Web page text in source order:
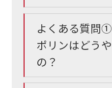
よくある質問
ポリンはどう
の？